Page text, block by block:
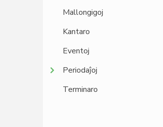
Mallongigoj
Kantaro
Eventoj
Periodaĵoj
Terminaro